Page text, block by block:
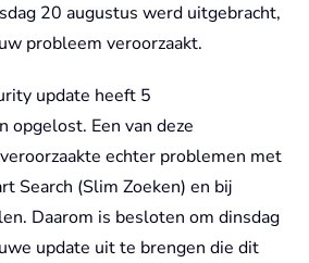
20 augustus werd uitgebracht,
probleem veroorzaakt.
update heeft 5
opgelost. Een van deze
echter problemen met
Search (Slim Zoeken) en bij
Daarom is besloten om dinsdag
update uit te brengen die dit